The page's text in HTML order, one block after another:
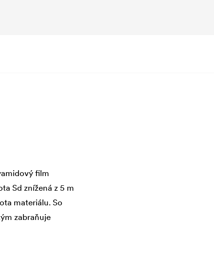
film
Sd znížená z 5 m
materiálu. So
zabraňuje